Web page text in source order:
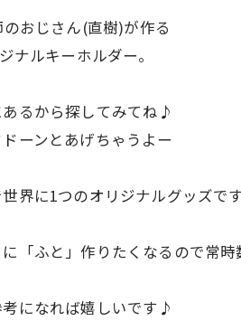
おじさん(直樹)が作る
ナルキーホルダー。
るから探してみてね♪
ーンとあげちゃうよー
界に1つのオリジナルグッズです
「ふと」作りたくなるので常
になれば嬉しいです♪